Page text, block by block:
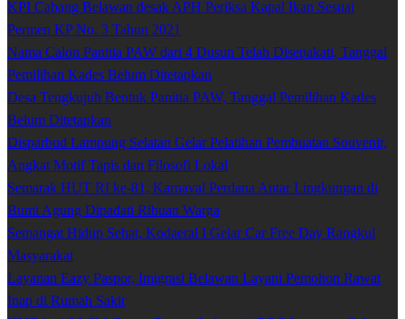
KPI Cabang Belawan desak APH Periksa Kapal Ikan Sesuai
Permen KP No. 3 Tahun 2021
Nama Calon Panitia PAW dari 4 Dusun Telah Disepakati, Tanggal
Pemilihan Kades Belum Ditetapkan
Desa Tengkujuh Bentuk Panitia PAW, Tanggal Pemilihan Kades
Belum Ditetapkan
Disparbud Lampung Selatan Gelar Pelatihan Pembuatan Souvenir,
Angkat Motif Tapis dan Filosofi Lokal
Semarak HUT RI ke-81, Karnaval Perdana Antar Lingkungan di
Bumi Agung Dipadati Ribuan Warga
Semangat Hidup Sehat, Kodaeral I Gelar Car Free Day Rangkul
Masyarakat
Layanan Eazy Paspor, Imigrasi Belawan Layani Pemohon Rawat
Inap di Rumah Sakit